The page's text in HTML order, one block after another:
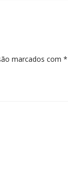
marcados com *